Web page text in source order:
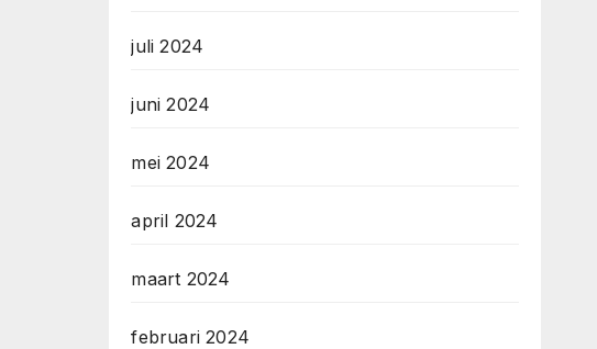
juli 2024
juni 2024
mei 2024
april 2024
maart 2024
februari 2024